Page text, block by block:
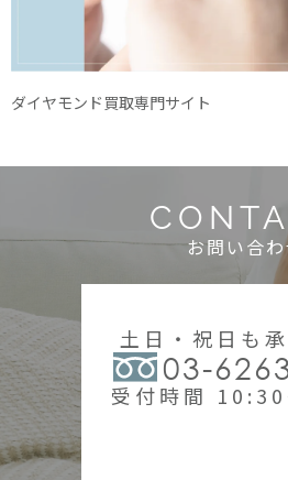
ダイヤモンド買取専門サイト
お問い合わ
土日・祝日も
03-
受付時間